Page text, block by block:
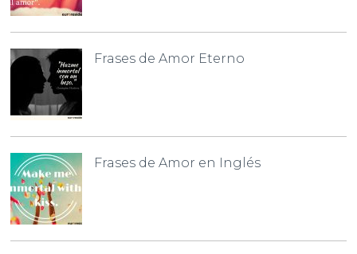
Frases de Amor Eterno
Frases de Amor en Inglés